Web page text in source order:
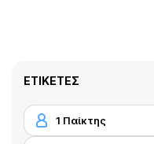
ΕΤΙΚΈΤΕΣ
1 Παίκτης